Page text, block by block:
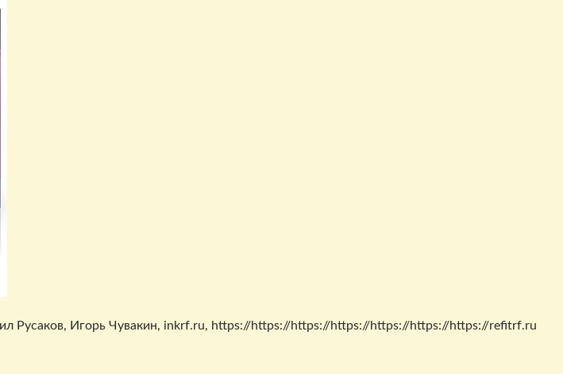
Русаков, Игорь Чувакин, inkrf.ru, https://https://https://https://https://https://https://refitrf.ru